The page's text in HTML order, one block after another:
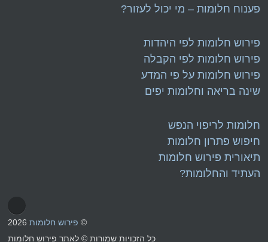
פענוח חלומות – מי יכול לעזור?
פירוש חלומות לפי היהדות
פירוש חלומות לפי הקבלה
פירוש חלומות על פי המדע
שינה בריאה וחלומות יפים
חלומות לריפוי הנפש
חיפוש פתרון חלומות
תיאורית פירוש חלומות
העתיד והחלומות?
© פירוש חלומות2026
כל הזכויות שמורות © לאתר פירוש חלומות